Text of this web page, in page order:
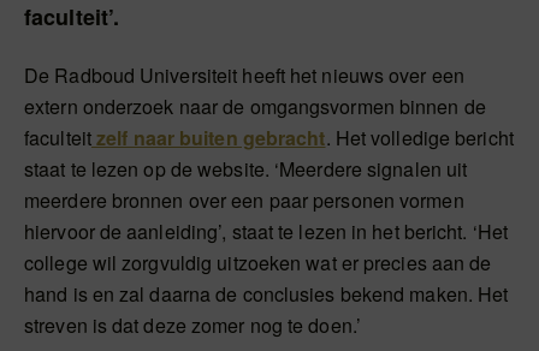
faculteit’.
De Radboud Universiteit heeft het nieuws over een
extern onderzoek naar de omgangsvormen binnen de
faculteitzelf naar buiten gebracht. Het volledige bericht
staat te lezen op de website. ‘Meerdere signalen uit
meerdere bronnen over een paar personen vormen
hiervoor de aanleiding’, staat te lezen in het bericht. ‘Het
college wil zorgvuldig uitzoeken wat er precies aan de
hand is en zal daarna de conclusies bekend maken. Het
streven is dat deze zomer nog te doen.’